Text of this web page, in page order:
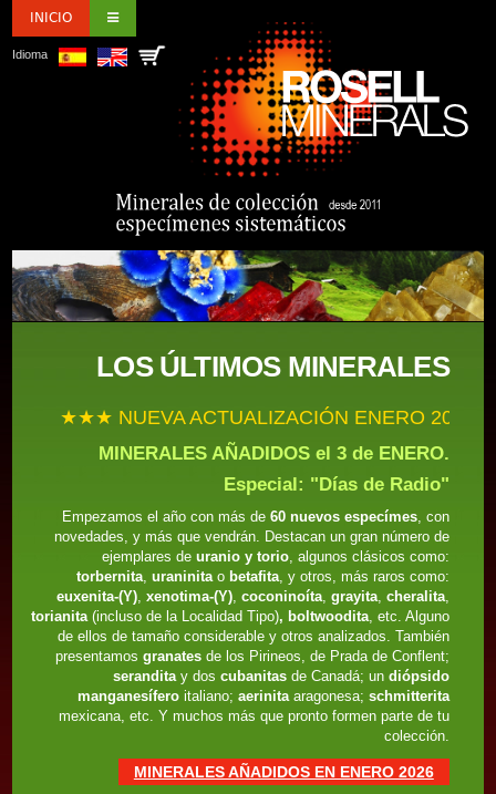
INICIO
Idioma
LOS ÚLTIMOS MINERALES
★★★ NUEVA ACTUALIZACIÓN ENERO 2026
MINERALES AÑADIDOS el 3 de ENERO.
Especial: "Días de Radio"
Empezamos el año con más de 60 nuevos especímes, con
novedades, y más que vendrán. Destacan un gran número de
ejemplares de uranio y torio, algunos clásicos como:
torbernita, uraninitao betafita, y otros, más raros como:
euxenita-(Y), xenotima-(Y), coconinoíta, grayita, cheralita,
torianita(incluso de la Localidad Tipo), boltwoodita, etc. Alguno
de ellos de tamaño considerable y otros analizados. También
presentamos granatesde los Pirineos, de Prada de Conflent;
seranditay dos cubanitasde Canadá; un diópsido
manganesíferoitaliano; aerinitaaragonesa; schmitterita
mexicana, etc. Y muchos más que pronto formen parte de tu
colección.
MINERALES AÑADIDOS EN ENERO 2026